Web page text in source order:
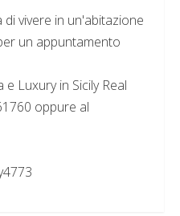
vivere in un'abitazione
un appuntamento
Luxury in Sicily Real
oppure al